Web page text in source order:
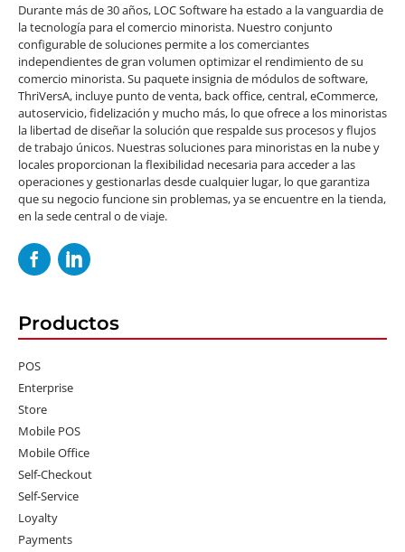
Durante más de 30 años, LOC Software ha estado a la vanguardia de
la tecnología para el comercio minorista. Nuestro conjunto
configurable de soluciones permite a los comerciantes
independientes de gran volumen optimizar el rendimiento de su
comercio minorista. Su paquete insignia de módulos de software,
ThriVersA, incluye punto de venta, back office, central, eCommerce,
autoservicio, fidelización y mucho más, lo que ofrece a los minoristas
la libertad de diseñar la solución que respalde sus procesos y flujos
de trabajo únicos. Nuestras soluciones para minoristas en la nube y
locales proporcionan la flexibilidad necesaria para acceder a las
operaciones y gestionarlas desde cualquier lugar, lo que garantiza
que su negocio funcione sin problemas, ya se encuentre en la tienda,
en la sede central o de viaje.
Productos
POS
Enterprise
Store
Mobile POS
Mobile Office
Self-Checkout
Self-Service
Loyalty
Payments